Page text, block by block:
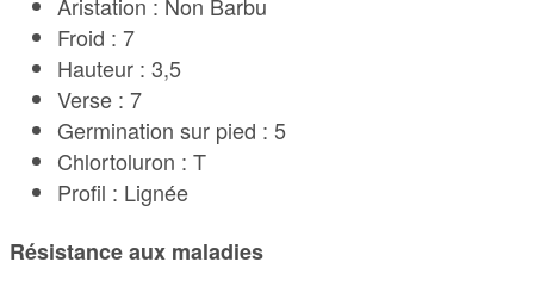
Froid : 7
Hauteur : 3,5
Verse : 7
Germination sur pied : 5
Chlortoluron : T
Profil : Lignée
Résistance aux maladies